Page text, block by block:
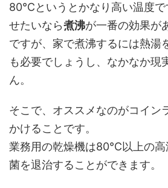
80℃というとかなり高い温度で
せたいなら煮沸が一番の効果が
ですが、家で煮沸するには熱湯
も必要でしょうし、なかなか現
ん。
そこで、オススメなのがコイン
かけることです。
業務用の乾燥機は80℃以上の高
菌を退治することができます。